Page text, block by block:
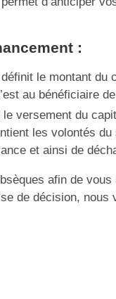
:
le montant
au bénéficiaire
versement du
les volontés
et ainsi de
afin de
de décision,